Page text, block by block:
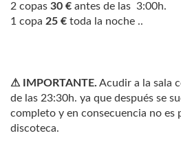
2 copas 30 € antes de las 3:00h.
1 copa 25 € toda la noche ..
⚠ IMPORTANTE. Acudir a la sala
de las 23:30h. ya que después se
completo y en consecuencia no es
discoteca.